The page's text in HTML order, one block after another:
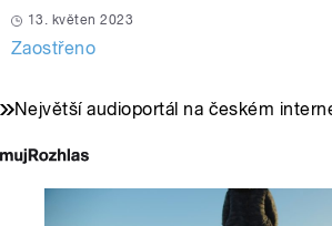
13. květen 2023
Zaostřeno
Největší audioportál na českém